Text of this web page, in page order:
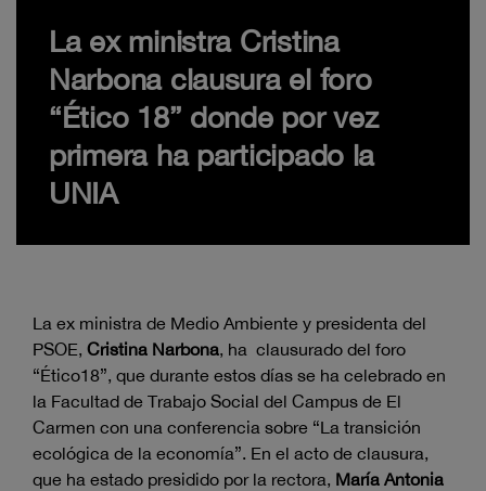
La ex ministra Cristina
Narbona clausura el foro
“Ético 18” donde por vez
primera ha participado la
UNIA
La ex ministra de Medio Ambiente y presidenta del
PSOE, Cristina Narbona, ha clausurado del foro
“Ético18”, que durante estos días se ha celebrado en
la Facultad de Trabajo Social del Campus de El
Carmen con una conferencia sobre “La transición
ecológica de la economía”. En el acto de clausura,
que ha estado presidido por la rectora, María Antonia